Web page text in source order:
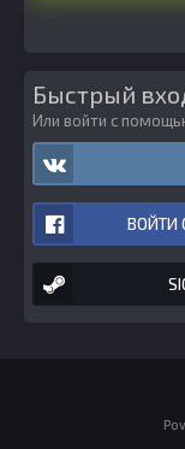
Быстрый
Или войти с
ВОЙТИ